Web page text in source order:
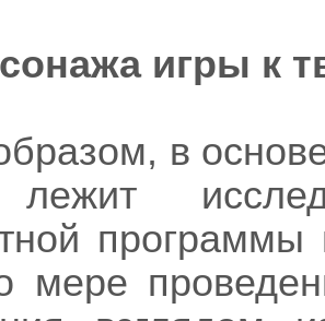
игры к
в
мере